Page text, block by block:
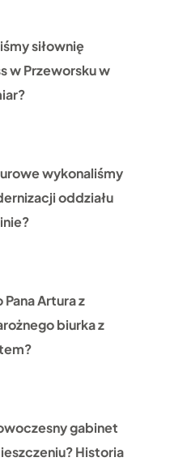
siłownię
w Przeworsku w
wykonaliśmy
oddziału
Artura z
biurka z
gabinet
Historia